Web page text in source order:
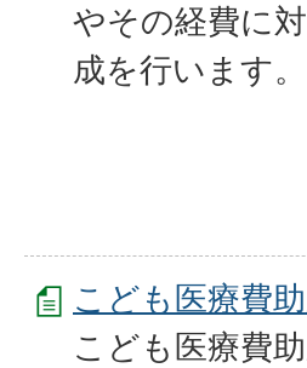
やその経費に
成を行います。
こども医療費
こども医療費